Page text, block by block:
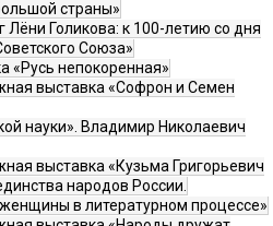
страны»
Лёни Голикова: к 100-летию со дня
Союза»
«Русь непокоренная»
выставка «Софрон и Семен
науки». Владимир Николаевич
выставка «Кузьма Григорьевич
народов России.
в литературном процессе»